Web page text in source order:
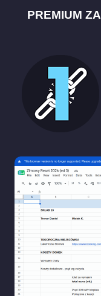
PREMIUM